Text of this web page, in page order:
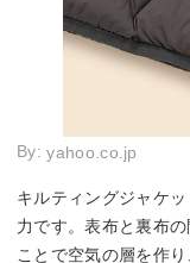
By:yahoo.co.jp
キルティングジャケ
力です。表布と裏布
ことで空気の層を作